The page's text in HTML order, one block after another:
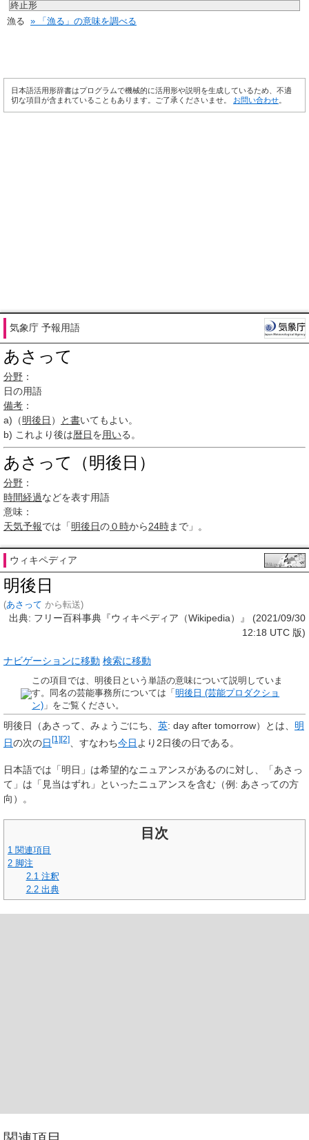
終止形
漁る » 「漁る」の意味を調べる
日本語活用形辞書はプログラムで機械的に活用形や説明を生成しているため、不適
切な項目が含まれていることもあります。ご了承くださいませ。 お問い合わせ
気象庁 予報用語
あさって
分野 ：
日の用語
備考 ：
a)（明後日 ） と書いてもよい。
b) これより後は暦日を用いる。
あさって（明後日）
分野 ：
時間経過などを表す用語
意味：
天気予報では「明後日の０時から24時まで」。
ウィキペディア
明後日
(あさって から転送)
出典: フリー百科事典『ウィキペディア（Wikipedia）』 (2021/09/30
12:18 UTC 版)
ナビゲーションに移動 検索に移動
この項目では、明後日という単語の意味について説明していま
す。同名の芸能事務所については「明後日 (芸能プロダクショ
ン) 」をご覧ください。
明後日 （あさって、みょうごにち、 英: day after tomorrow）とは、 明
日の次の日 [1][2] 、すなわち今日 より2日後の日である。
日本語では「明日」は希望的なニュアンスがあるのに対し、「あさっ
て」は「見当はずれ」といったニュアンスを含む（例: あさっての方
向）。
目次
1 関連項目
2 脚注
2.1 注釈
2.2 出典